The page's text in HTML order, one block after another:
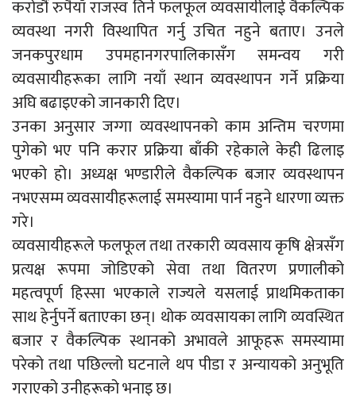
करोडौं रुपैयाँ राजस्व तिर्ने फलफूल व्यवसायीलाई वैकल्पिक
व्यवस्था नगरी विस्थापित गर्नु उचित नहुने बताए। उनले
जनकपुरधाम उपमहानगरपालिकासँग समन्वय गरी
व्यवसायीहरूका लागि नयाँ स्थान व्यवस्थापन गर्ने प्रक्रिया
अघि बढाइएको जानकारी दिए।
उनका अनुसार जग्गा व्यवस्थापनको काम अन्तिम चरणमा
पुगेको भए पनि करार प्रक्रिया बाँकी रहेकाले केही ढिलाइ
भएको हो। अध्यक्ष भण्डारीले वैकल्पिक बजार व्यवस्थापन
नभएसम्म व्यवसायीहरूलाई समस्यामा पार्न नहुने धारणा व्यक्त
गरे।
व्यवसायीहरूले फलफूल तथा तरकारी व्यवसाय कृषि क्षेत्रसँग
प्रत्यक्ष रूपमा जोडिएको सेवा तथा वितरण प्रणालीको
महत्वपूर्ण हिस्सा भएकाले राज्यले यसलाई प्राथमिकताका
साथ हेर्नुपर्ने बताएका छन्। थोक व्यवसायका लागि व्यवस्थित
बजार र वैकल्पिक स्थानको अभावले आफूहरू समस्यामा
परेको तथा पछिल्लो घटनाले थप पीडा र अन्यायको अनुभूति
गराएको उनीहरूको भनाइ छ।